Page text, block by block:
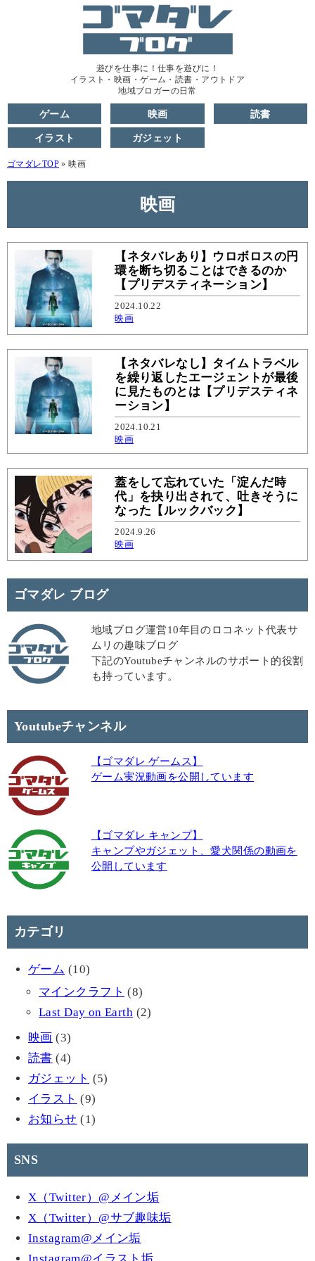
遊びを仕事に！仕事を遊びに！
イラスト・映画・ゲーム・読書・アウトドア
地域ブロガーの日常
ゲーム 映画 読書
イラスト ガジェット
ゴマダレTOP » 映画
映画
【ネタバレあり】ウロボロスの円
環を断ち切ることはできるのか
【プリデスティネーション】
2024.10.22
映画
【ネタバレなし】タイムトラベル
を繰り返したエージェントが最後
に見たものとは【プリデスティネ
ーション】
2024.10.21
映画
蓋をして忘れていた「淀んだ時
代」を抉り出されて、吐きそうに
なった【ルックバック】
2024.9.26
映画
ゴマダレ ブログ
地域ブログ運営10年目のロコネット代表サ
ムリの趣味ブログ
下記のYoutubeチャンネルのサポート的役割
も持っています。
Youtubeチャンネル
【ゴマダレ ゲームス】
ゲーム実況動画を公開しています
【ゴマダレ キャンプ】
キャンプやガジェット、愛犬関係の動画を
公開しています
カテゴリ
ゲーム (10)
マインクラフト (8)
Last Day on Earth (2)
映画 (3)
読書 (4)
ガジェット (5)
イラスト (9)
お知らせ (1)
SNS
X（Twitter）@メイン垢
X（Twitter）@サブ趣味垢
Instagram@メイン垢